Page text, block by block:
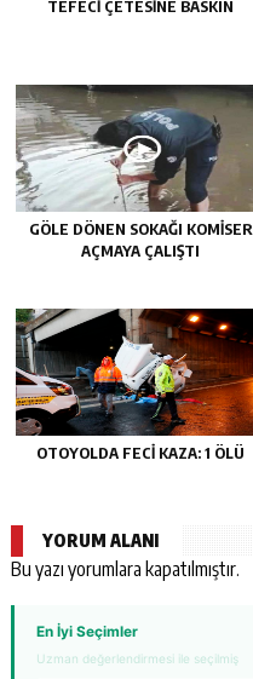
TEFECİ ÇETESİNE BASKIN
GÖLE DÖNEN SOKAĞI KOMİSER
AÇMAYA ÇALIŞTI
OTOYOLDA FECİ KAZA: 1 ÖLÜ
YORUM ALANI
Bu yazı yorumlara kapatılmıştır.
En İyi Seçimler
Uzman değerlendirmesi ile seçilmiş